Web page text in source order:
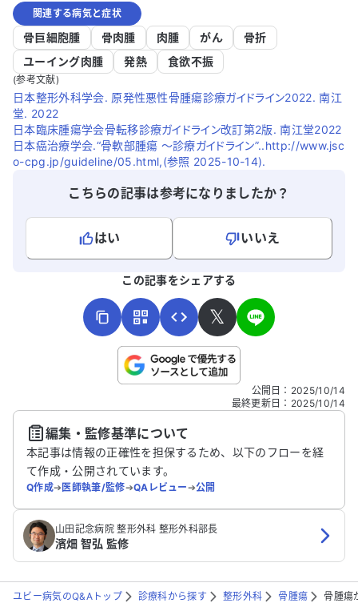
関連する病気と症状
骨巨細胞腫 骨肉腫 肉腫 がん
骨折
ユーイング肉腫
発熱 食欲不振
(参考文献)
日本整形外科学会. 原発性悪性骨腫瘍診療ガイドライン2022. 南江
堂. 2022
日本臨床腫瘍学会骨転移診療ガイドライン改訂第2版. 南江堂2022
日本癌治療学会.“骨軟部腫瘍 ～診療ガイドライン”..http://www.jsc
o-cpg.jp/guideline/05.html,(参照 2025-10-14).
こちらの記事は参考になりましたか？
はい
いいえ
こちらは送信専用のフォームです。氏名やご自身の病気の詳細な
送信する
この記事をシェアする
𝕏
公開日 ： 2025/10/14
最終更新日 ： 2025/10/14
編集・監修基準について
本記事は情報の正確性を担保するため、以下のフローを経
て作成・公開されています。
Q作成➔医師執筆/監修➔QAレビュー➔公開
山田記念病院 整形外科 整形外科部長
濱畑 智弘 監修
ユビー病気のQ&Aトップ 診療科から探す 整形外科 骨腫瘍 骨腫瘍